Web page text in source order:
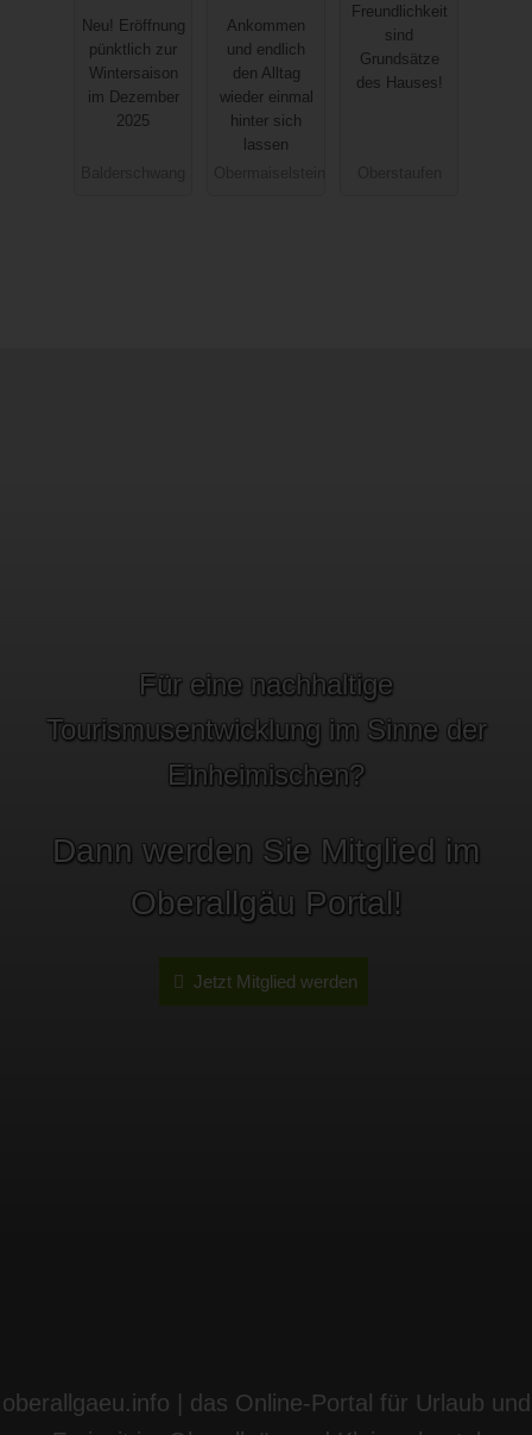
Retreat in
Toplage in
Balderschw
ang
Neu! Eröffnung
pünktlich zur
Wintersaison
im Dezember
2025
ung in
Obermaisels
tein im
Allgäu
Ankommen
und endlich
den Alltag
wieder einmal
hinter sich
lassen
Freundlichkeit
sind
Grundsätze
des Hauses!
Für eine nachhaltige
Tourismusentwicklung im Sinne der
Einheimischen?
Dann werden Sie Mitglied im
Oberallgäu Portal!
Jetzt Mitglied werden
oberallgaeu.info | das Online-Portal für Urlaub und